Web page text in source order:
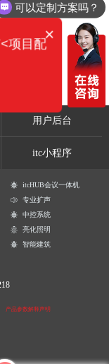
用户后台
itc小程序
itcHUB会议一体机
专业扩声
中控系统
亮化照明
智能建筑
产品参数解释声明
可以定制方案吗？
×
项目配